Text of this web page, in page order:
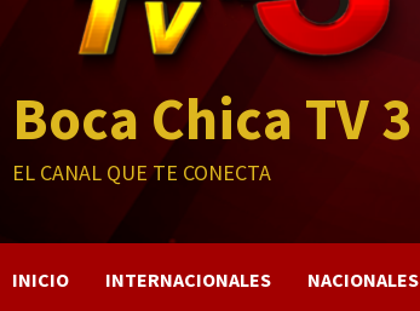
Boca Chica TV 3
EL CANAL QUE TE CONECTA
INICIO INTERNACIONALES NACIONALES